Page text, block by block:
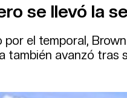
se llevó la
por el temporal,
también avanzó tras